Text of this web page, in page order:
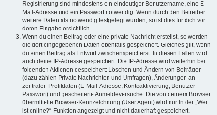
Registrierung sind mindestens ein eindeutiger Benutzername, eine E-
Mail-Adresse und ein Passwort notwendig. Wenn durch den Betreiber
weitere Daten als notwendig festgelegt wurden, so ist dies für dich vor
deren Eingabe ersichtlich.
Wenn du einen Beitrag oder eine private Nachricht erstellst, so werden
die dort eingegebenen Daten ebenfalls gespeichert. Gleiches gilt, wenn
du einen Beitrag als Entwurf zwischenspeicherst. In diesen Fällen wird
auch deine IP-Adresse gespeichert. Die IP-Adresse wird weiterhin bei
folgenden Aktionen gespeichert: Löschen und Ändern von Beiträgen
(dazu zählen Private Nachrichten und Umfragen), Änderungen an
zentralen Profildaten (E-Mail-Adresse, Kontoaktivierung, Benutzer-
Passwort) und gescheiterte Anmeldeversuche. Die von deinem Browser
übermittelte Browser-Kennzeichnung (User Agent) wird nur in der „Wer
ist online?“-Funktion angezeigt und nicht dauerhaft gespeichert.